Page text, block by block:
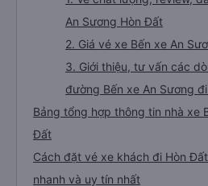
An Sương Hòn Đất
2. Giá vé xe Bến xe An
3. Giới thiệu, tư vấn các
đường Bến xe An Sương
Bảng tổng hợp thông tin nhà xe
Đất
Cách đặt vé xe khách đi Hòn
nhanh và uy tín nhất